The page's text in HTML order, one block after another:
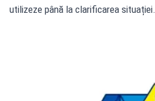
utilizeze până la clarificarea situației.